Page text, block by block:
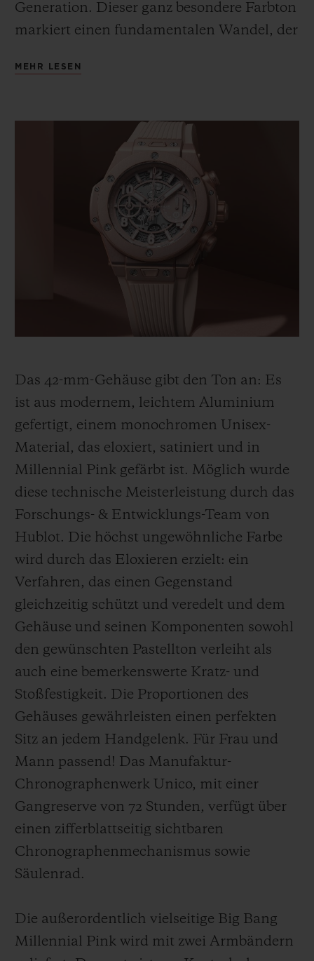
Generation. Dieser ganz besondere Farbton
markiert einen fundamentalen Wandel, der
traditionelle Werte werden aus einer
dieses Pink – steht für eine sanfte,
integrative und selbstbewusste
Lebenseinstellung. Eine frische, junge
Vision, voller Substanz, die Stil neu
Diese chromatische Illustration einer
neuen Ära erregte unweigerlich die
von
Hublot und seinem Partner Garage Italia
zum Ausgangspunkt für die Entwicklung
der Big Bang Millennial Pink.
MEHR LESEN
Das 42-mm-Gehäuse gibt den Ton an: Es
ist aus modernem, leichtem Aluminium
gefertigt, einem monochromen Unisex-
Material, das eloxiert, satiniert und in
Millennial Pink gefärbt ist. Möglich wurde
diese technische Meisterleistung durch das
Forschungs- & Entwicklungs-Team von
Hublot. Die höchst ungewöhnliche Farbe
wird durch das Eloxieren erzielt: ein
Verfahren, das einen Gegenstand
gleichzeitig schützt und veredelt und dem
Gehäuse und seinen Komponenten sowohl
den gewünschten Pastellton verleiht als
auch eine bemerkenswerte Kratz- und
Stoßfestigkeit. Die Proportionen des
Gehäuses gewährleisten einen perfekten
Sitz an jedem Handgelenk. Für Frau und
Mann passend! Das Manufaktur-
Chronographenwerk Unico, mit einer
Gangreserve von 72 Stunden, verfügt über
einen zifferblattseitig sichtbaren
Chronographenmechanismus sowie
Säulenrad.
Die außerordentlich vielseitige Big Bang
Millennial Pink wird mit zwei Armbändern